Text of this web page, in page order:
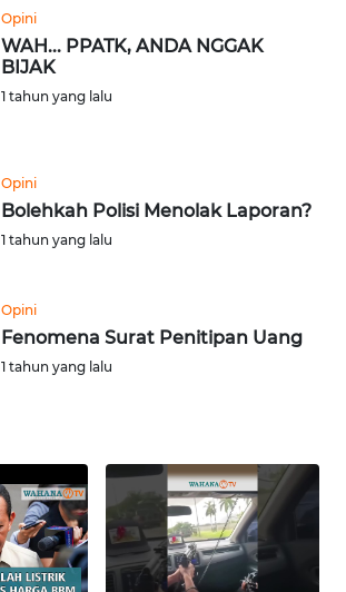
Opini
WAH... PPATK, ANDA NGGAK
BIJAK
1 tahun yang lalu
Opini
Bolehkah Polisi Menolak Laporan?
1 tahun yang lalu
Opini
Fenomena Surat Penitipan Uang
1 tahun yang lalu